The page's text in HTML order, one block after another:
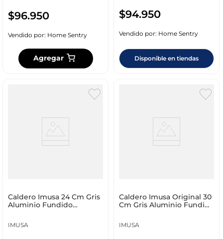
$96.950
Vendido por: Home Sentry
Agregar
$94.950
Vendido por: Home Sentry
Disponible en tiendas
Caldero Imusa 24 Cm Gris
Aluminio Fundido
IMUSA
Caldero Imusa Original 30
Cm Gris Aluminio Fundido
IMUSA